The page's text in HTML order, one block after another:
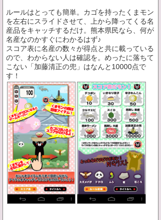
ルールはとっても簡単。カゴを持ったくまモン
を左右にスライドさせて、上から降ってくる名
産品をキャッチするだけ。熊本県民なら、何が
名産なのかすぐにわかるはず♪
スコア表に名産の数々が得点と共に載っている
ので、わからない人は確認を。めったに落ちて
こない「加藤清正の兜」はなんと10000点で
す！